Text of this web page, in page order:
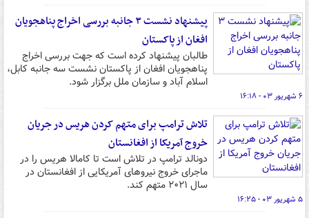
پیشنهاد نشست ۳ جانبه بررسی اخراج پناهجویان
افغان از پاکستان
طالبان پیشنهاد کرده است که جهت بررسی اخراج
پناهجویان افغان از پاکستان نشست سه جانبه کابل،
اسلام آباد و سازمان ملل برگزار شود.
۶ شهریور ۰۳ - ۱۶:۱۸
تلاش ترامپ برای متهم کردن هریس در جریان
خروج آمریکا از افغانستان
دونالد ترامپ در تلاش است تا کامالا هریس را در
ماجرای خروج نیروهای آمریکایی از افغانستان در
سال ۲۰۲۱ متهم کند.
۵ شهریور ۰۳ - ۱۶:۲۵